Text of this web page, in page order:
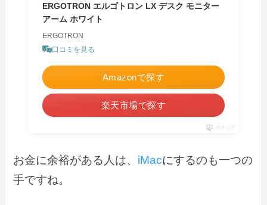
ERGOTRON エルゴトロン LX デスク モニター
アーム ホワイト
ERGOTRON
口コミを見る
Amazonで探す
楽天市場で探す
ポチップ
お金に余裕がある人は、 iMacにするのも一つの
手ですね。